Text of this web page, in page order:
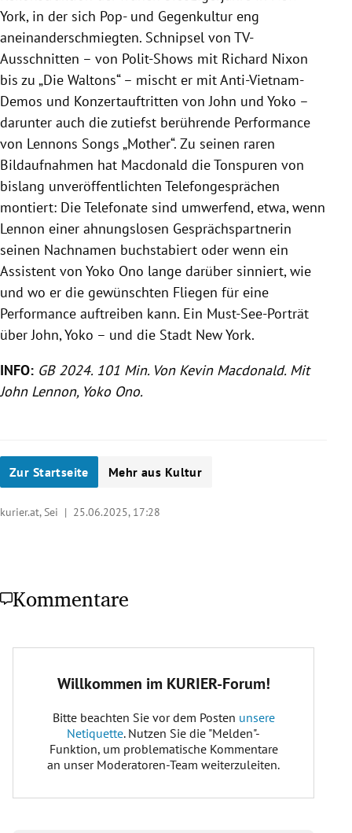
York, in der sich Pop- und Gegenkultur eng
aneinanderschmiegten. Schnipsel von TV-
Ausschnitten – von Polit-Shows mit Richard Nixon
bis zu „Die Waltons“ – mischt er mit Anti-Vietnam-
Demos und Konzertauftritten von John und Yoko –
darunter auch die zutiefst berührende Performance
von Lennons Songs „Mother“. Zu seinen raren
Bildaufnahmen hat Macdonald die Tonspuren von
bislang unveröffentlichten Telefongesprächen
montiert: Die Telefonate sind umwerfend, etwa, wenn
Lennon einer ahnungslosen Gesprächspartnerin
seinen Nachnamen buchstabiert oder wenn ein
Assistent von Yoko Ono lange darüber sinniert, wie
und wo er die gewünschten Fliegen für eine
Performance auftreiben kann. Ein Must-See-Porträt
über John, Yoko – und die Stadt New York.
INFO: GB 2024. 101 Min. Von Kevin Macdonald. Mit
John Lennon, Yoko Ono.
Zur Startseite Mehr aus Kultur
kurier.at, Sei | 25.06.2025, 17:28
Kommentare